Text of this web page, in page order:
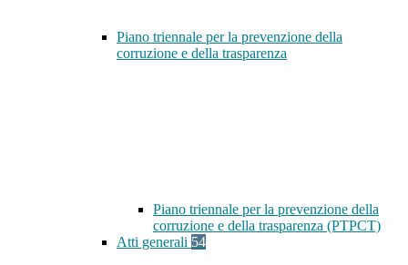
Piano triennale per la prevenzione della
corruzione e della trasparenza
Piano triennale per la prevenzione della
corruzione e della trasparenza (PTPCT)
Atti generali 54